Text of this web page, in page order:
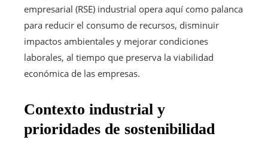
empresarial (RSE) industrial opera aquí como palanca
para reducir el consumo de recursos, disminuir
impactos ambientales y mejorar condiciones
laborales, al tiempo que preserva la viabilidad
económica de las empresas.
Contexto industrial y
prioridades de sostenibilidad